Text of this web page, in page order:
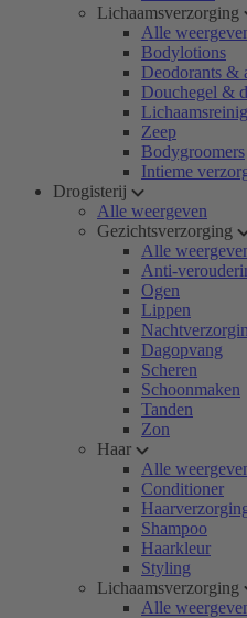
Lichaamsverzorging
Alle
Bodylotions
Deodorants &
Douchegel &
Zeep
Bodygroomers
Intieme
Drogisterij
Alle weergeven
Gezichtsverzorging
Alle
Anti-
Ogen
Lippen
Dagopvang
Scheren
Schoonmaken
Tanden
Zon
Haar
Alle
Conditioner
Shampoo
Haarkleur
Styling
Lichaamsverzorging
Alle